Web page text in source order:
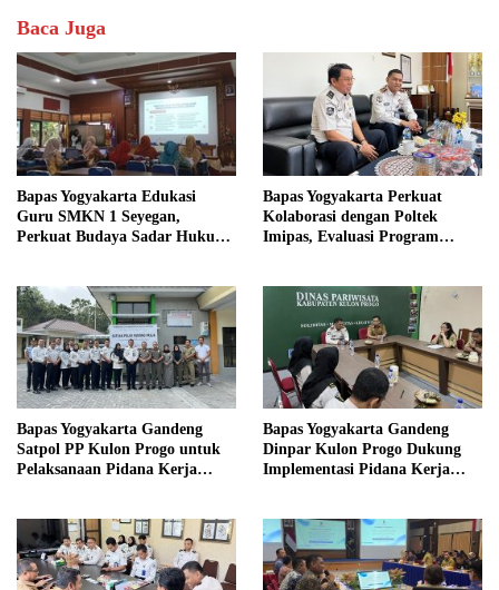
Baca Juga
Bapas Yogyakarta Edukasi
Guru SMKN 1 Seyegan,
Perkuat Budaya Sadar Hukum
Bapas Yogyakarta Perkuat
Kolaborasi dengan Poltek
Imipas, Evaluasi Program
Bapas Yogyakarta Gandeng
Satpol PP Kulon Progo untuk
Pelaksanaan Pidana Kerja
Bapas Yogyakarta Gandeng
Dinpar Kulon Progo Dukung
Implementasi Pidana Kerja